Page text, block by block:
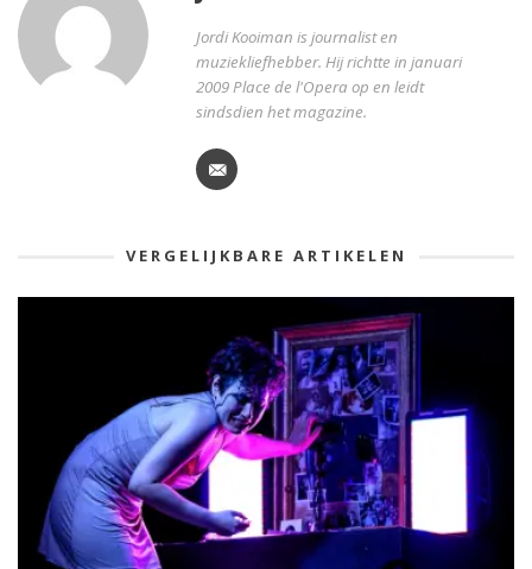
Jordi Kooiman is journalist en
muziekliefhebber. Hij richtte in januari
2009 Place de l'Opera op en leidt
sindsdien het magazine.
VERGELIJKBARE ARTIKELEN